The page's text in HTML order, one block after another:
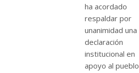
ha acordado
respaldar por
unanimidad una
declaración
institucional en
apoyo al pueblo